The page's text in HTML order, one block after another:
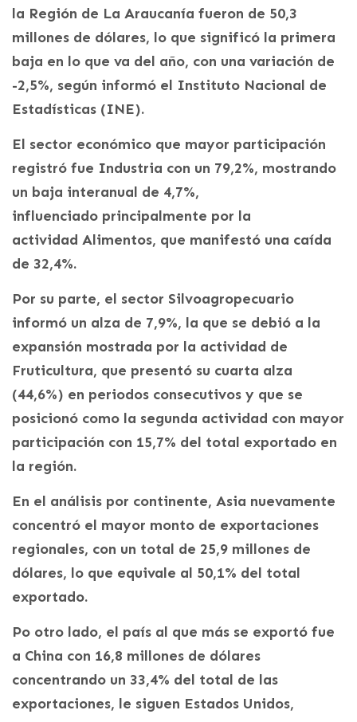
la Región de La Araucanía fueron de 50,3
millones de dólares, lo que significó la primera
baja en lo que va del año, con una variación de
-2,5%, según informó el Instituto Nacional de
Estadísticas (INE).
El sector económico que mayor participación
registró fue Industria con un 79,2%, mostrando
un baja interanual de 4,7%,
influenciado principalmente por la
actividad Alimentos, que manifestó una caída
de 32,4%.
Por su parte, el sector Silvoagropecuario
informó un alza de 7,9%, la que se debió a la
expansión mostrada por la actividad de
Fruticultura, que presentó su cuarta alza
(44,6%) en periodos consecutivos y que se
posicionó como la segunda actividad con mayor
participación con 15,7% del total exportado en
la región.
En el análisis por continente, Asia nuevamente
concentró el mayor monto de exportaciones
regionales, con un total de 25,9 millones de
dólares, lo que equivale al 50,1% del total
exportado.
Po otro lado, el país al que más se exportó fue
a China con 16,8 millones de dólares
concentrando un 33,4% del total de las
exportaciones, le siguen Estados Unidos,